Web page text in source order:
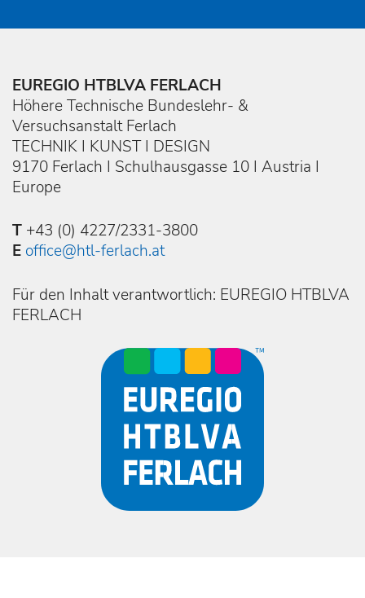
EUREGIO HTBLVA FERLACH
Höhere Technische Bundeslehr- &
Versuchsanstalt Ferlach
TECHNIK I KUNST I DESIGN
9170 Ferlach I Schulhausgasse 10 I Austria I
Europe
T +43 (0) 4227/2331-3800
E office@htl-ferlach.at
Für den Inhalt verantwortlich: EUREGIO HTBLVA
FERLACH